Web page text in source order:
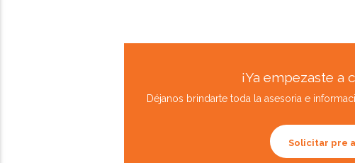
¡Ya empezaste a
Déjanos brindarte toda la asesoria e
Solicitar pre